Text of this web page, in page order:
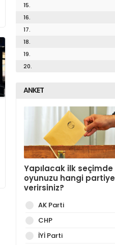
15.
16.
17.
18.
19.
20.
ANKET
Yapılacak ilk seçimde
oyunuzu hangi partiye
verirsiniz?
AK Parti
CHP
İYİ Parti